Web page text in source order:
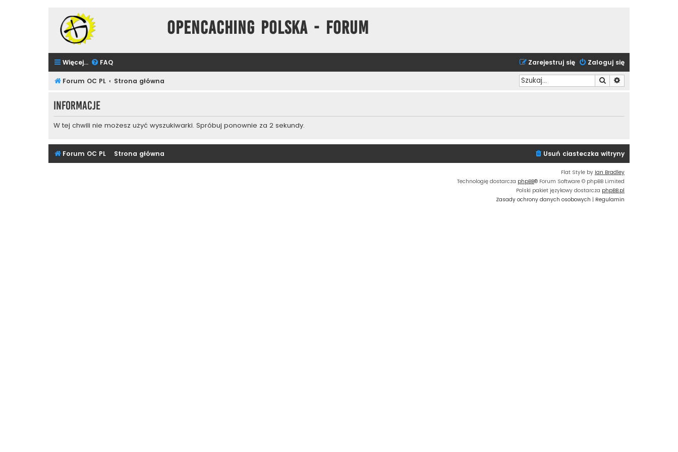
Opencaching Polska - Forum
Więcej… FAQ Zaloguj się
Zarejestruj się
Forum OC PL Strona główna Szukaj
Informacje
W tej chwili nie możesz użyć wyszukiwarki. Spróbuj ponownie za 2 sekundy.
Forum OC PL Strona główna Usuń ciasteczka witryny
Flat Style by Ian Bradley
Technologię dostarcza phpBB® Forum Software © phpBB Limited
Polski pakiet językowy dostarcza phpBB.pl
Zasady ochrony danych osobowych | Regulamin